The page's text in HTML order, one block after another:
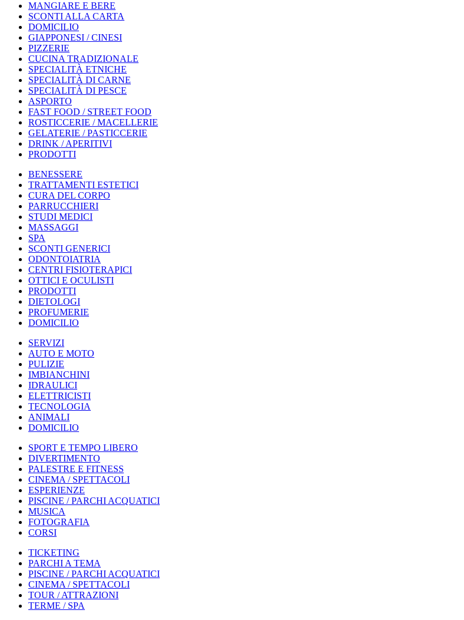
MANGIARE E BERE
SCONTI ALLA CARTA
DOMICILIO
GIAPPONESI / CINESI
PIZZERIE
CUCINA TRADIZIONALE
SPECIALITÀ ETNICHE
SPECIALITÀ DI CARNE
SPECIALITÀ DI PESCE
ASPORTO
FAST FOOD / STREET FOOD
ROSTICCERIE / MACELLERIE
GELATERIE / PASTICCERIE
DRINK / APERITIVI
PRODOTTI
BENESSERE
TRATTAMENTI ESTETICI
CURA DEL CORPO
PARRUCCHIERI
STUDI MEDICI
MASSAGGI
SPA
SCONTI GENERICI
ODONTOIATRIA
CENTRI FISIOTERAPICI
OTTICI E OCULISTI
PRODOTTI
DIETOLOGI
PROFUMERIE
DOMICILIO
SERVIZI
AUTO E MOTO
PULIZIE
IMBIANCHINI
IDRAULICI
ELETTRICISTI
TECNOLOGIA
ANIMALI
DOMICILIO
SPORT E TEMPO LIBERO
DIVERTIMENTO
PALESTRE E FITNESS
CINEMA / SPETTACOLI
ESPERIENZE
PISCINE / PARCHI ACQUATICI
MUSICA
FOTOGRAFIA
CORSI
TICKETING
PARCHI A TEMA
PISCINE / PARCHI ACQUATICI
CINEMA / SPETTACOLI
TOUR / ATTRAZIONI
TERME / SPA